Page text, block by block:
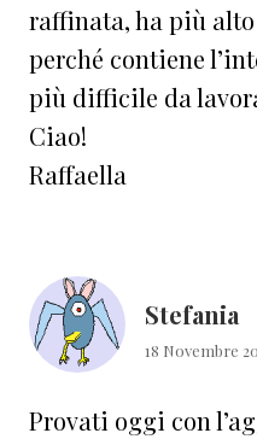
raffinata, ha più
perché contiene
più difficile da
Ciao!
Raffaella
Stefania
18 Novembre
Provati oggi con